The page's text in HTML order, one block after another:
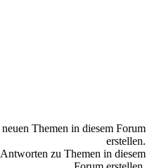
neuen Themen in diesem Forum
erstellen.
Antworten zu Themen in diesem